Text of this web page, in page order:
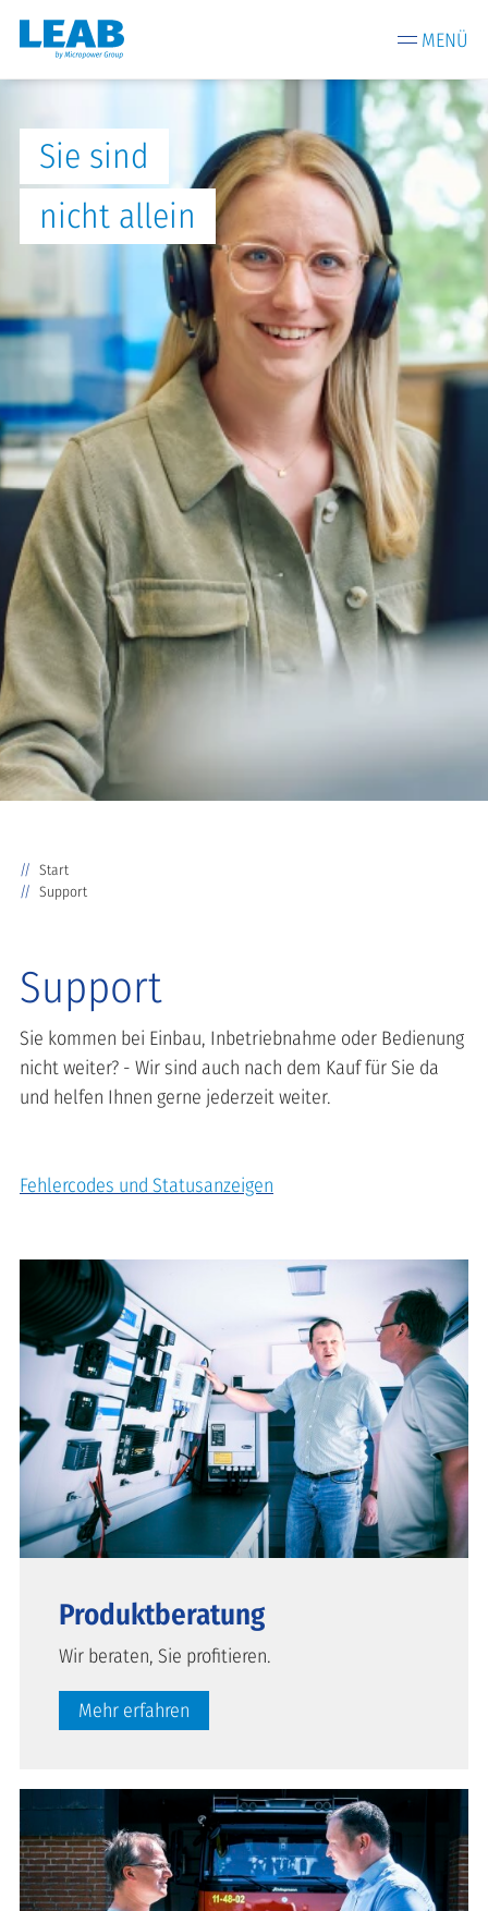
MENÜ
Sie sind
nicht allein
Start
Support
Support
Sie kommen bei Einbau, Inbetriebnahme oder Bedienung
nicht weiter? - Wir sind auch nach dem Kauf für Sie da
und helfen Ihnen gerne jederzeit weiter.
Fehlercodes und Statusanzeigen
Produktberatung
Wir beraten, Sie profitieren.
Mehr erfahren